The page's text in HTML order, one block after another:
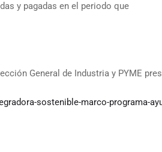
y pagadas en el periodo que
General de Industria y
sostenible-marco-programa-